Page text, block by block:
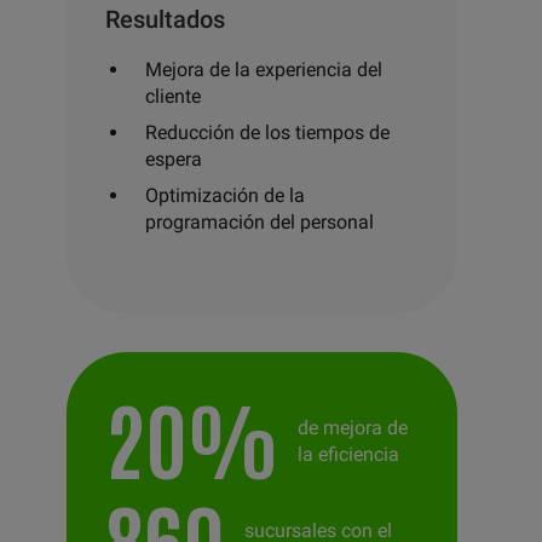
Resultados
Mejora de la experiencia del
cliente
Reducción de los tiempos de
espera
Optimización de la
programación del personal
20%
de mejora de
la eficiencia
sucursales con el